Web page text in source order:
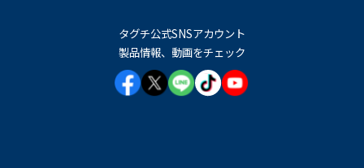
タグチ公式SNSアカウント
製品情報、動画をチェック